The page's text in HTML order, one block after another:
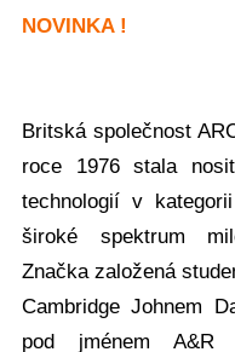
NOVINKA !
Britská společnost
roce 1976 stala
technologií v
široké spektrum
Značka založená
Cambridge Johnem
pod jménem A&R